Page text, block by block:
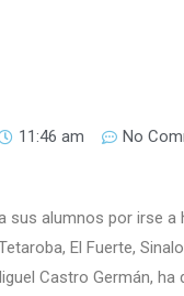
11:46 am No
sus alumnos por irse a
El Fuerte,
Castro Germán,